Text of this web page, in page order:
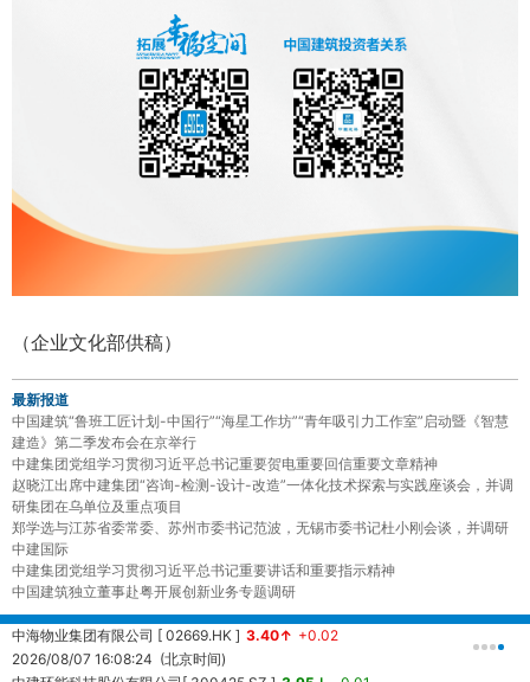
（企业文化部供稿）
最新报道
中国建筑“鲁班工匠计划-中国行”“海星工作坊”“青年吸引力工作室”启动暨《智慧
建造》第二季发布会在京举行
中建集团党组学习贯彻习近平总书记重要贺电重要回信重要文章精神
赵晓江出席中建集团“咨询-检测-设计-改造”一体化技术探索与实践座谈会，并调
研集团在乌单位及重点项目
郑学选与江苏省委常委、苏州市委书记范波，无锡市委书记杜小刚会谈，并调研
中建国际
中建集团党组学习贯彻习近平总书记重要讲话和重要指示精神
中国建筑独立董事赴粤开展创新业务专题调研
中海物业集团有限公司 [ 02669.HK ] 3.40↑ +0.02
2026/08/07 16:08:24 (北京时间)